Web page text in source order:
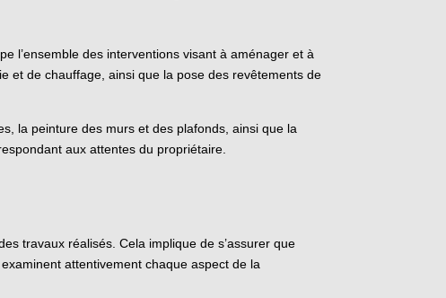
l’ensemble des interventions visant à aménager et à
et de chauffage, ainsi que la pose des revêtements de
la peinture des murs et des plafonds, ainsi que la
aux attentes du propriétaire.
travaux réalisés. Cela implique de s’assurer que
attentivement chaque aspect de la